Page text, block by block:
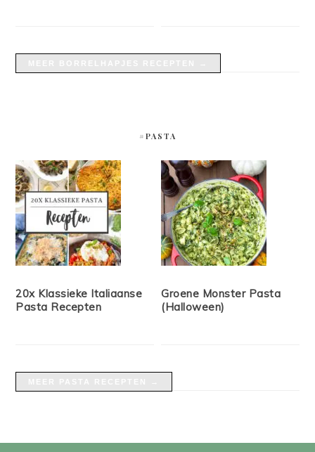
#PASTA
20x Klassieke Italiaanse
Pasta Recepten
Groene Monster Pasta
(Halloween)